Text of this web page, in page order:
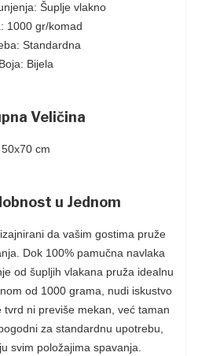
Šuplje vlakno
1000 gr/komad
Standardna
Bijela
Veličina
50x70 cm
u Jednom
da vašim gostima pruže
Dok 100% pamučna navlaka
od šupljih vlakana pruža idealnu
od 1000 grama, nudi iskustvo
tvrd ni previše mekan, već taman
za standardnu upotrebu,
svim položajima spavanja.